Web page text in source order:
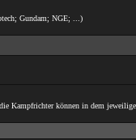
Gundam; NGE; ...)
Kampfrichter können in dem